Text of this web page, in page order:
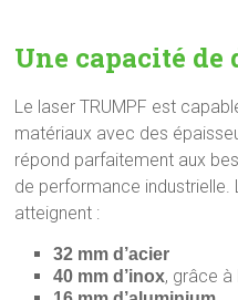
Une capacité de
Le laser TRUMPF est
matériaux avec des
répond parfaitement aux
de performance
atteignent :
32 mm d’acier
40 mm d’inox, grâce